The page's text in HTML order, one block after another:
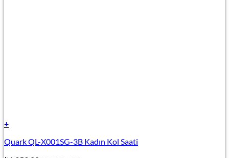
+
Quark QL-X001SG-3B Kadın Kol Saati